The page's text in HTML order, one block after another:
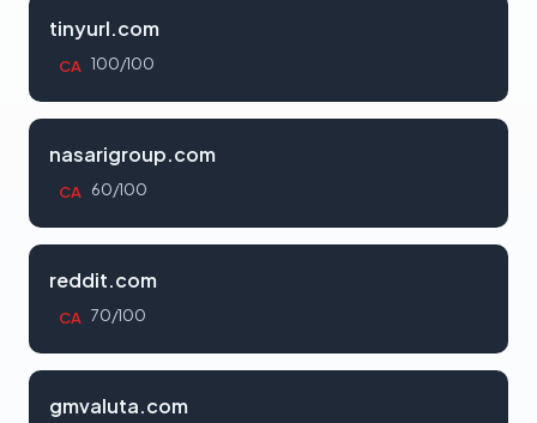
tinyurl.com
CA 100/100
nasarigroup.com
CA 60/100
reddit.com
CA 70/100
gmvaluta.com